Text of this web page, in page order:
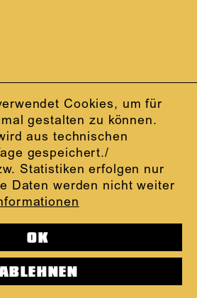
Cookies, um für
gestalten zu können.
aus technischen
gespeichert./
Statistiken erfolgen nur
Daten werden nicht weiter
OK